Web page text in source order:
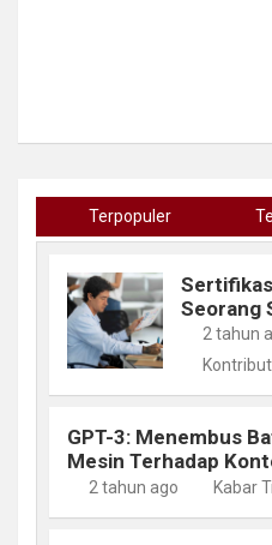
Terpopuler
Seorang
2 tahun
GPT-3: Menembus
Mesin Terhadap
2 tahun ago Kabar